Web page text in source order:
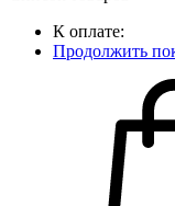
К оплате:
Продолжить